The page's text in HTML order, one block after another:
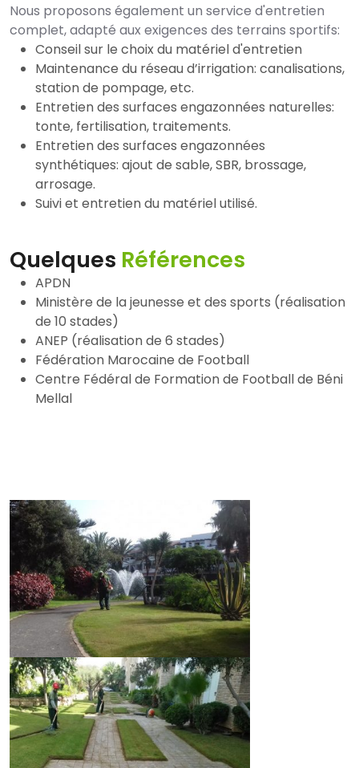
Nous proposons également un service d'entretien
complet, adapté aux exigences des terrains sportifs:
Conseil sur le choix du matériel d'entretien
Maintenance du réseau d’irrigation: canalisations,
station de pompage, etc.
Entretien des surfaces engazonnées naturelles:
tonte, fertilisation, traitements.
Entretien des surfaces engazonnées
synthétiques: ajout de sable, SBR, brossage,
arrosage.
Suivi et entretien du matériel utilisé.
Quelques Références
APDN
Ministère de la jeunesse et des sports (réalisation
de 10 stades)
ANEP (réalisation de 6 stades)
Fédération Marocaine de Football
Centre Fédéral de Formation de Football de Béni
Mellal